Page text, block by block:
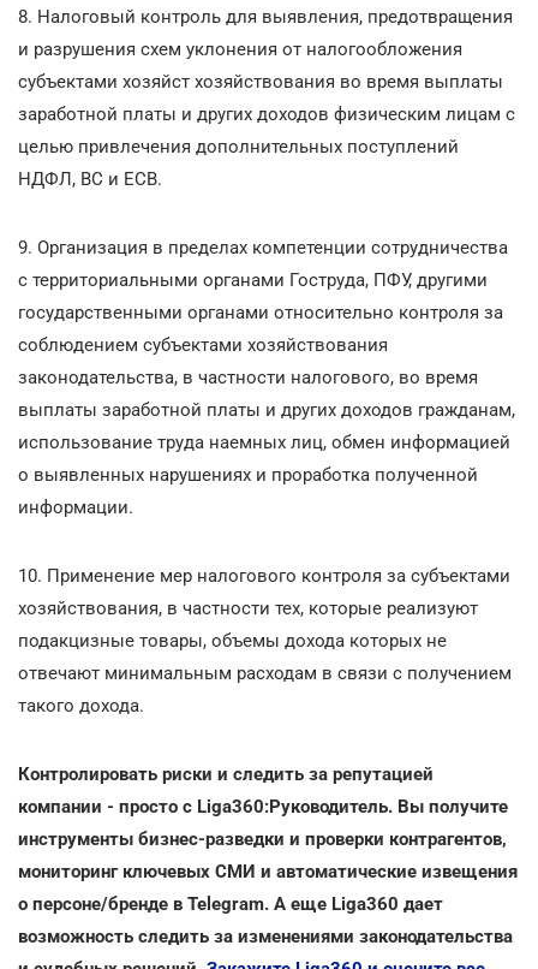
8. Налоговый контроль для выявления, предотвращения
и разрушения схем уклонения от налогообложения
субъектами хозяйст хозяйствования во время выплаты
заработной платы и других доходов физическим лицам с
целью привлечения дополнительных поступлений
НДФЛ, ВС и ЕСВ.
9. Организация в пределах компетенции сотрудничества
с территориальными органами Гоструда, ПФУ, другими
государственными органами относительно контроля за
соблюдением субъектами хозяйствования
законодательства, в частности налогового, во время
выплаты заработной платы и других доходов гражданам,
использование труда наемных лиц, обмен информацией
о выявленных нарушениях и проработка полученной
информации.
10. Применение мер налогового контроля за субъектами
хозяйствования, в частности тех, которые реализуют
подакцизные товары, объемы дохода которых не
отвечают минимальным расходам в связи с получением
такого дохода.
Контролировать риски и следить за репутацией
компании - просто с Liga360:Руководитель. Вы получите
инструменты бизнес-разведки и проверки контрагентов,
мониторинг ключевых СМИ и автоматические извещения
о персоне/бренде в Telegram. А еще Liga360 дает
возможность следить за изменениями законодательства